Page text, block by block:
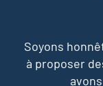
Soyons
à proposer